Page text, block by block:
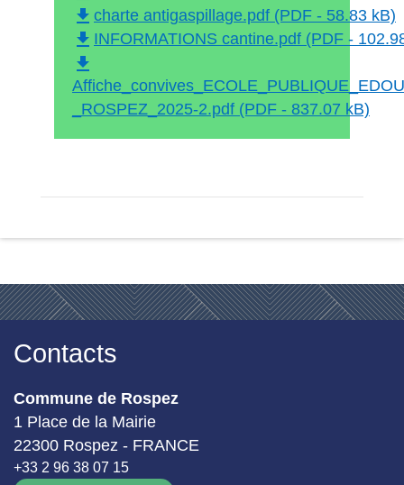
file_download charte antigaspillage.pdf (PDF - 58.83 kB)
file_download INFORMATIONS cantine.pdf (PDF -
file_download
_ROSPEZ_2025-2.pdf (PDF - 837.07 kB)
Contacts
Commune de Rospez
1 Place de la Mairie
22300 Rospez - FRANCE
+33 2 96 38 07 15